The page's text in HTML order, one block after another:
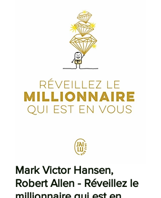
Mark Victor Hansen,
Robert Allen - Réveillez le